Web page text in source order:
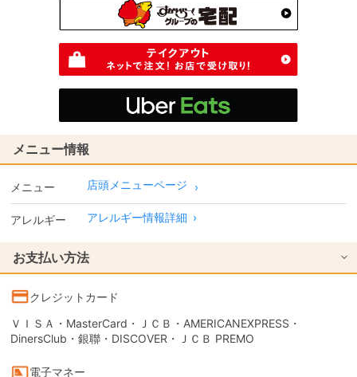
メニュー情報
メニュー 店頭メニューページ
アレルギー アレルギー情報詳細 ›
お支払い方法
クレジットカード
ＶＩＳＡ・MasterCard・ＪＣＢ・AMERICANEXPRESS・
DinersClub・銀聯・DISCOVER・ＪＣＢ PREMO
電子マネー